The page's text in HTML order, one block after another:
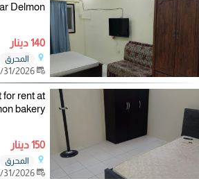
Delmon
140 دينار
المحرق
03/31/2026
for rent at
bakery
150 دينار
المحرق
03/31/2026